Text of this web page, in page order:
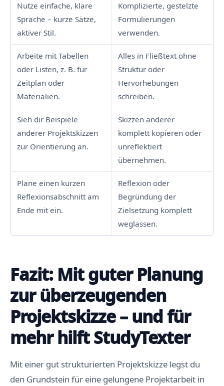
Nutze einfache, klare
Sprache – kurze Sätze,
aktiver Stil.
Komplizierte, gestelzte
Formulierungen
verwenden.
Arbeite mit Tabellen
oder Listen, z. B. für
Zeitplan oder
Materialien.
Alles in Fließtext ohne
Struktur oder
Hervorhebungen
schreiben.
Sieh dir Beispiele
anderer Projektskizzen
zur Orientierung an.
Skizzen anderer
komplett kopieren oder
unreflektiert
übernehmen.
Plane einen kurzen
Reflexionsabschnitt am
Ende mit ein.
Reflexion oder
Begründung der
Zielsetzung komplett
weglassen.
Fazit: Mit guter Planung
zur überzeugenden
Projektskizze – und für
mehr hilft StudyTexter
Mit einer gut strukturierten Projektskizze legst du
den Grundstein für eine gelungene Projektarbeit in